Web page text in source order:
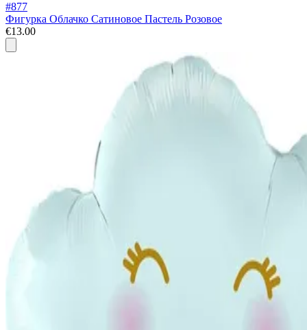
#877
Фигурка Облачко Сатиновое Пастель Розовое
€13.00